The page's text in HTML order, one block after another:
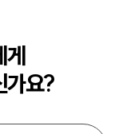
가요?